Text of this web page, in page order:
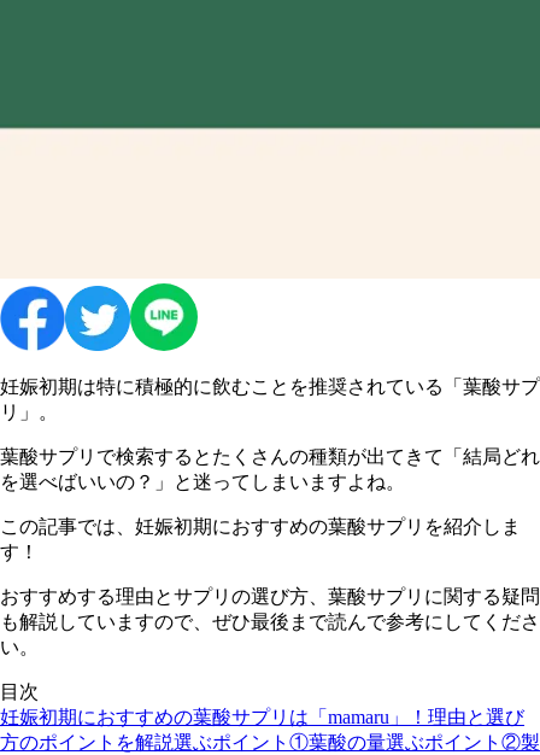
妊娠初期は特に積極的に飲むことを推奨されている「葉酸サプ
リ」。
葉酸サプリで検索するとたくさんの種類が出てきて「結局どれ
を選べばいいの？」と迷ってしまいますよね。
この記事では、妊娠初期におすすめの葉酸サプリを紹介しま
す！
おすすめする理由とサプリの選び方、葉酸サプリに関する疑問
も解説していますので、ぜひ最後まで読んで参考にしてくださ
い。
目次
妊娠初期におすすめの葉酸サプリは「mamaru」！理由と選び
方のポイントを解説選ぶポイント①葉酸の量選ぶポイント②製